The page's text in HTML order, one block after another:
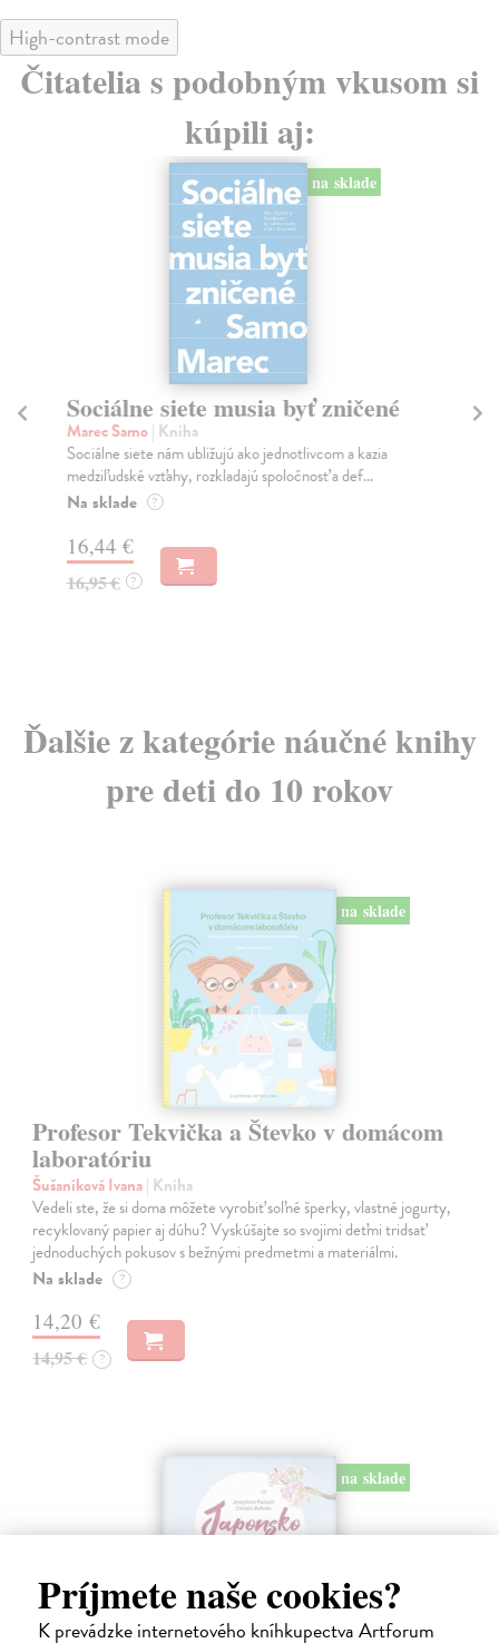
Príjmete naše cookies?
K prevádzke internetového kníhkupectva Artforum
High-contrast mode
Čitatelia s podobným vkusom si
kúpili aj:
na sklade
Sociálne siete musia byť zničené
Marec Samo| Kniha
Sociálne siete nám ubližujú ako jednotlivcom a kazia
medziľudské vzťahy, rozkladajú spoločnosť a def...
Na sklade ?
16,44 €
16,95 € ?
Ďalšie z kategórie náučné knihy
pre deti do 10 rokov
na sklade
Profesor Tekvička a Števko v domácom
laboratóriu
Šušaníková Ivana| Kniha
Vedeli ste, že si doma môžete vyrobiť soľné šperky, vlastné jogurty,
recyklovaný papier aj dúhu? Vyskúšajte so svojimi deťmi tridsať
jednoduchých pokusov s bežnými predmetmi a materiálmi.
Na sklade ?
14,20 €
14,95 € ?
na sklade